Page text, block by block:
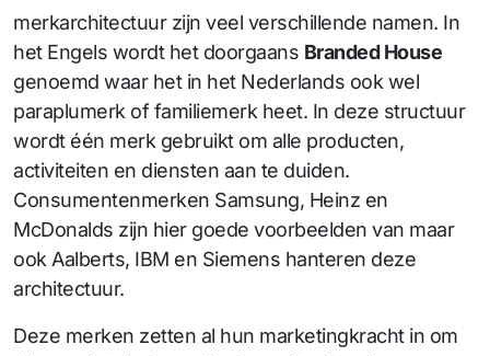
merkarchitectuur zijn veel verschillende namen. In
het Engels wordt het doorgaans Branded House
genoemd waar het in het Nederlands ook wel
paraplumerk of familiemerk heet. In deze structuur
wordt één merk gebruikt om alle producten,
activiteiten en diensten aan te duiden.
Consumentenmerken Samsung, Heinz en
McDonalds zijn hier goede voorbeelden van maar
ook Aalberts, IBM en Siemens hanteren deze
architectuur.
Deze merken zetten al hun marketingkracht in om